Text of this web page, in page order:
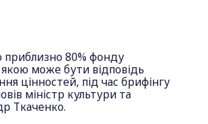
приблизно 80% фонду
може бути відповідь
цінностей, під час брифінгу
міністр культури та
Ткаченко.